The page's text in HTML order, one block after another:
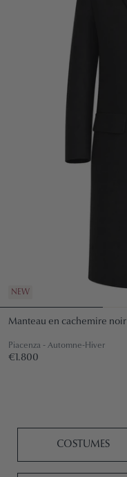
NEW
Manteau en cachemire noir
Piacenza - Automne-Hiver
Prix
€1.800
COSTUMES